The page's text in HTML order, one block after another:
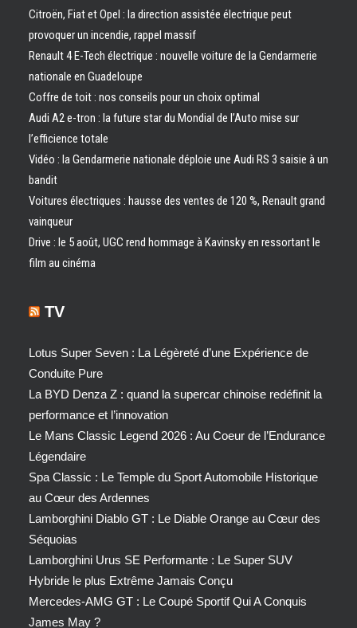
Citroën, Fiat et Opel : la direction assistée électrique peut
provoquer un incendie, rappel massif
Renault 4 E-Tech électrique : nouvelle voiture de la Gendarmerie
nationale en Guadeloupe
Coffre de toit : nos conseils pour un choix optimal
Audi A2 e-tron : la future star du Mondial de l’Auto mise sur
l’efficience totale
Vidéo : la Gendarmerie nationale déploie une Audi RS 3 saisie à un
bandit
Voitures électriques : hausse des ventes de 120 %, Renault grand
vainqueur
Drive : le 5 août, UGC rend hommage à Kavinsky en ressortant le
film au cinéma
TV
Lotus Super Seven : La Légèreté d’une Expérience de
Conduite Pure
La BYD Denza Z : quand la supercar chinoise redéfinit la
performance et l’innovation
Le Mans Classic Legend 2026 : Au Coeur de l’Endurance
Légendaire
Spa Classic : Le Temple du Sport Automobile Historique
au Cœur des Ardennes
Lamborghini Diablo GT : Le Diable Orange au Cœur des
Séquoias
Lamborghini Urus SE Performante : Le Super SUV
Hybride le plus Extrême Jamais Conçu
Mercedes-AMG GT : Le Coupé Sportif Qui A Conquis
James May ?